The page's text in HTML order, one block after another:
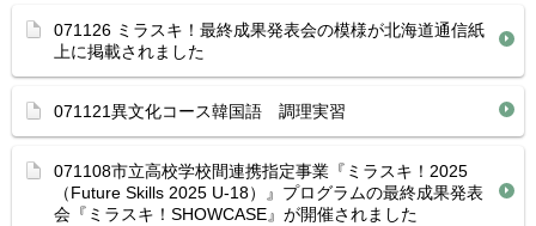
071126 ミラスキ！最終成果発表会の模様が北海道通信紙
上に掲載されました
071121異文化コース韓国語 調理実習
071108市立高校学校間連携指定事業『ミラスキ！2025
（Future Skills 2025 U-18）』プログラムの最終成果発表
会『ミラスキ！SHOWCASE』が開催されました